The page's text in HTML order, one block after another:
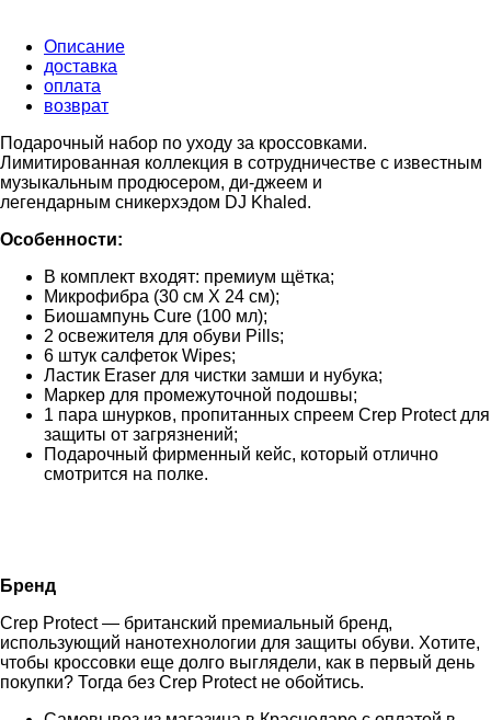
Описание
доставка
оплата
возврат
Подарочный набор по уходу за кроссовками.
Лимитированная коллекция в сотрудничестве с известным
музыкальным продюсером, ди-джеем и
легендарным сникерхэдом DJ Khaled.
Особенности:
В комплект входят: премиум щётка;
Микрофибра (30 см X 24 см);
Биошампунь Cure (100 мл);
2 освежителя для обуви Pills;
6 штук салфеток Wipes;
Ластик Eraser для чистки замши и нубука;
Маркер для промежуточной подошвы;
1 пара шнурков, пропитанных спреем Crep Protect для
защиты от загрязнений;
Подарочный фирменный кейс, который отлично
смотрится на полке.
Бренд
Crep Protect — британский премиальный бренд,
использующий нанотехнологии для защиты обуви. Хотите,
чтобы кроссовки еще долго выглядели, как в первый день
покупки? Тогда без Crep Protect не обойтись.